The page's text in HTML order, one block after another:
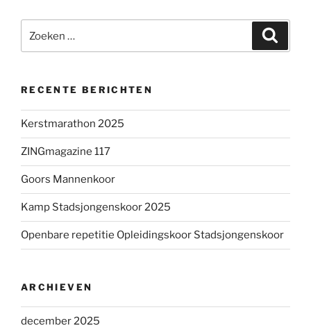
naar:
RECENTE BERICHTEN
Kerstmarathon 2025
ZINGmagazine 117
Goors Mannenkoor
Kamp Stadsjongenskoor 2025
Openbare repetitie Opleidingskoor Stadsjongenskoor
ARCHIEVEN
december 2025